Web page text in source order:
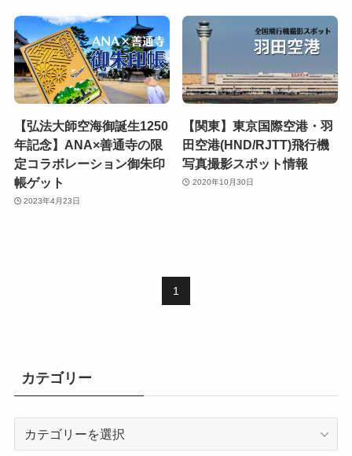
【弘法大師空海御誕生1250
年記念】ANA×善通寺の限
定コラボレーション御朱印
帳ゲット
2023年4月23日
【関東】東京国際空港・羽
田空港(HND/RJTT)飛行機
写真撮影スポット情報
2020年10月30日
1
カテゴリー